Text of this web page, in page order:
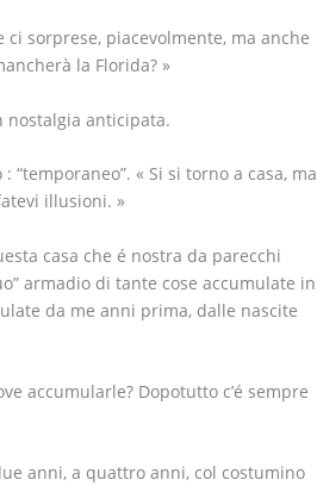
ci sorprese, piacevolmente, ma anche
la Florida? »
nostalgia anticipata.
“temporaneo”. « Si si torno a casa, ma
illusioni. »
casa che é nostra da parecchi
armadio di tante cose accumulate in
da me anni prima, dalle nascite
accumularle? Dopotutto c’é sempre
anni, a quattro anni, col costumino